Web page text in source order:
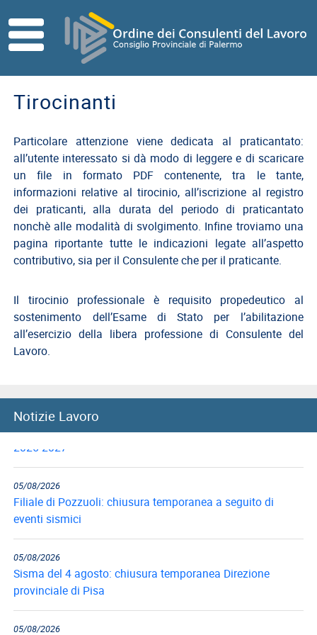
HOME
Direttivo
Consiglio
Disciplina
Contatti
Commissioni
Referenti
ISCRITTI
Consulenti
del
Lavoro
Modulistica
Norme
e
Regolamenti
ANCL
Direttivo
Ancl
ENPACL
Previdenza
Enpacl
Tirocinanti
Particolare attenzione viene dedicata al praticantato:
all’utente interessato si dà modo di leggere e di scaricare
un file in formato PDF contenente, tra le tante,
informazioni relative al tirocinio, all’iscrizione al registro
dei praticanti, alla durata del periodo di praticantato
nonchè alle modalità di svolgimento. Infine troviamo una
pagina riportante tutte le indicazioni legate all’aspetto
contributivo, sia per il Consulente che per il praticante.
Il tirocinio professionale è requisito propedeutico al
sostenimento dell’Esame di Stato per l’abilitazione
all’esercizio della libera professione di Consulente del
Lavoro.
Notizie Lavoro
05/08/2026
Convitti nazionali, rinnovo benefici per l’anno scolastico
2026-2027
05/08/2026
Filiale di Pozzuoli: chiusura temporanea a seguito di
eventi sismici
05/08/2026
Sisma del 4 agosto: chiusura temporanea Direzione
provinciale di Pisa
05/08/2026